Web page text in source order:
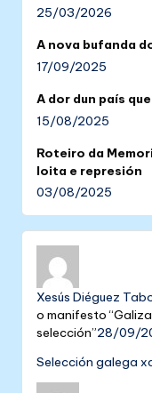
25/03/2026
A nova bufanda
17/09/2025
A dor dun país
15/08/2025
Roteiro da
loita e represión
03/08/2025
Xesús Diéguez
o manifesto
selección”28/09/
Selección galega